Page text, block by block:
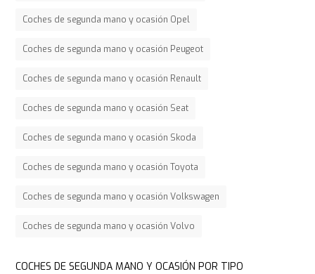
Coches de segunda mano y ocasión Opel
Coches de segunda mano y ocasión Peugeot
Coches de segunda mano y ocasión Renault
Coches de segunda mano y ocasión Seat
Coches de segunda mano y ocasión Skoda
Coches de segunda mano y ocasión Toyota
Coches de segunda mano y ocasión Volkswagen
Coches de segunda mano y ocasión Volvo
COCHES DE SEGUNDA MANO Y OCASIÓN POR TIPO